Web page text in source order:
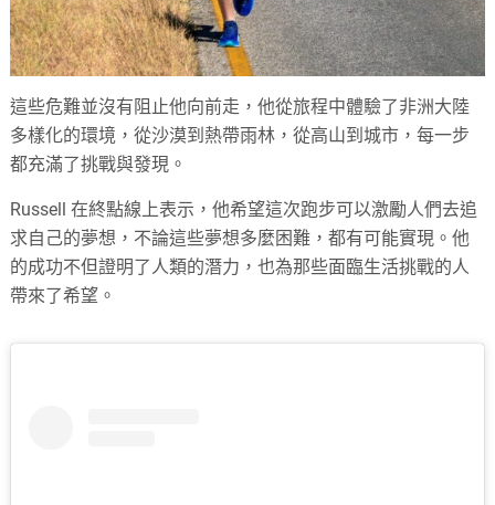
這些危難並沒有阻止他向前走，他從旅程中體驗了非洲大陸
多樣化的環境，從沙漠到熱帶雨林，從高山到城市，每一步
都充滿了挑戰與發現。
Russell 在終點線上表示，他希望這次跑步可以激勵人們去追
求自己的夢想，不論這些夢想多麼困難，都有可能實現。他
的成功不但證明了人類的潛力，也為那些面臨生活挑戰的人
帶來了希望。